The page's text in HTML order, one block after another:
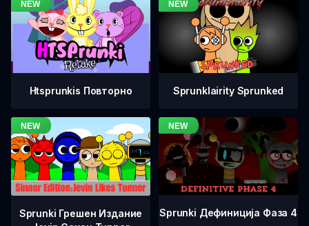
Htsprunkis Повторно Sprunklairity Sprunked
Sprunki Грешен Издание
Sprunki Дефиниција Фаза 4